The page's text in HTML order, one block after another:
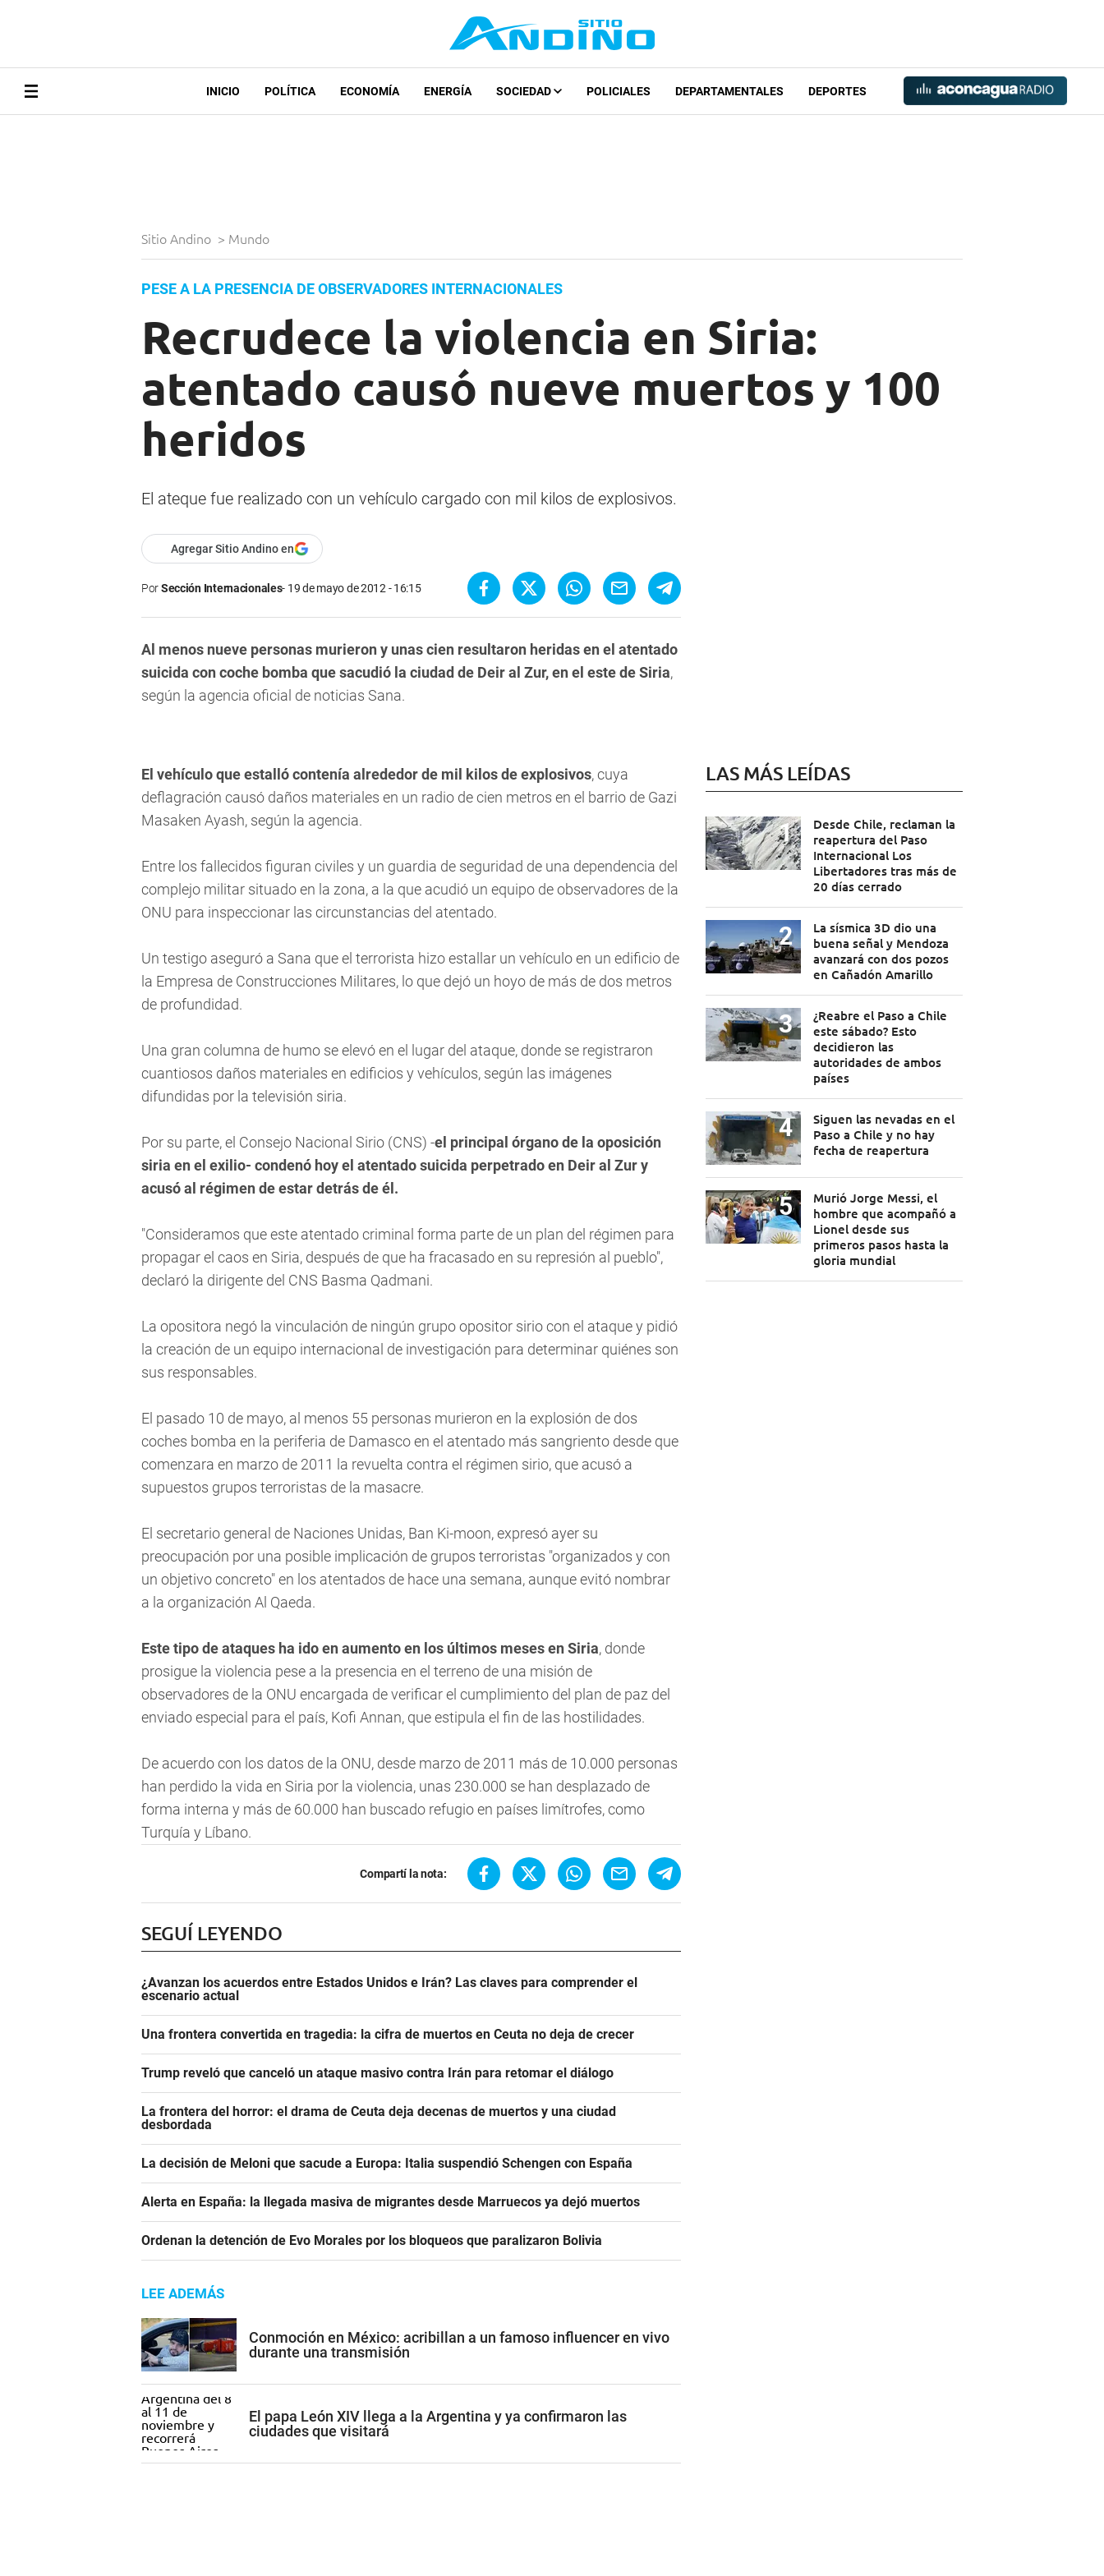
INICIO POLÍTICA ECONOMÍA ENERGÍA SOCIEDAD POLICIALES DEPARTAMENTALES DEPORTES
Sitio Andino > Mundo
PESE A LA PRESENCIA DE OBSERVADORES INTERNACIONALES
Recrudece la violencia en Siria:
atentado causó nueve muertos y 100
heridos
El ateque fue realizado con un vehículo cargado con mil kilos de explosivos.
Agregar Sitio Andino en
PorSección Internacionales 19 de mayo de 2012 - 16:15
Al menos nueve personas murieron y unas cien resultaron heridas en el atentado
suicida con coche bomba que sacudió la ciudad de Deir al Zur, en el este de Siria,
según la agencia oficial de noticias Sana.
El vehículo que estalló contenía alrededor de mil kilos de explosivos, cuya
deflagración causó daños materiales en un radio de cien metros en el barrio de Gazi
Masaken Ayash, según la agencia.
Entre los fallecidos figuran civiles y un guardia de seguridad de una dependencia del
complejo militar situado en la zona, a la que acudió un equipo de observadores de la
ONU para inspeccionar las circunstancias del atentado.
Un testigo aseguró a Sana que el terrorista hizo estallar un vehículo en un edificio de
la Empresa de Construcciones Militares, lo que dejó un hoyo de más de dos metros
de profundidad.
Una gran columna de humo se elevó en el lugar del ataque, donde se registraron
cuantiosos daños materiales en edificios y vehículos, según las imágenes
difundidas por la televisión siria.
Por su parte, el Consejo Nacional Sirio (CNS) -el principal órgano de la oposición
siria en el exilio- condenó hoy el atentado suicida perpetrado en Deir al Zur y
acusó al régimen de estar detrás de él.
"Consideramos que este atentado criminal forma parte de un plan del régimen para
propagar el caos en Siria, después de que ha fracasado en su represión al pueblo",
declaró la dirigente del CNS Basma Qadmani.
La opositora negó la vinculación de ningún grupo opositor sirio con el ataque y pidió
la creación de un equipo internacional de investigación para determinar quiénes son
sus responsables.
El pasado 10 de mayo, al menos 55 personas murieron en la explosión de dos
coches bomba en la periferia de Damasco en el atentado más sangriento desde que
comenzara en marzo de 2011 la revuelta contra el régimen sirio, que acusó a
supuestos grupos terroristas de la masacre.
El secretario general de Naciones Unidas, Ban Ki-moon, expresó ayer su
preocupación por una posible implicación de grupos terroristas "organizados y con
un objetivo concreto" en los atentados de hace una semana, aunque evitó nombrar
a la organización Al Qaeda.
Este tipo de ataques ha ido en aumento en los últimos meses en Siria, donde
prosigue la violencia pese a la presencia en el terreno de una misión de
observadores de la ONU encargada de verificar el cumplimiento del plan de paz del
enviado especial para el país, Kofi Annan, que estipula el fin de las hostilidades.
De acuerdo con los datos de la ONU, desde marzo de 2011 más de 10.000 personas
han perdido la vida en Siria por la violencia, unas 230.000 se han desplazado de
forma interna y más de 60.000 han buscado refugio en países limítrofes, como
Turquía y Líbano.
Compartí la nota:
SEGUÍ LEYENDO
¿Avanzan los acuerdos entre Estados Unidos e Irán? Las claves para comprender el
escenario actual
Una frontera convertida en tragedia: la cifra de muertos en Ceuta no deja de crecer
Trump reveló que canceló un ataque masivo contra Irán para retomar el diálogo
La frontera del horror: el drama de Ceuta deja decenas de muertos y una ciudad
desbordada
La decisión de Meloni que sacude a Europa: Italia suspendió Schengen con España
Alerta en España: la llegada masiva de migrantes desde Marruecos ya dejó muertos
Ordenan la detención de Evo Morales por los bloqueos que paralizaron Bolivia
LEE ADEMÁS
Conmoción en México: acribillan a un famoso influencer en vivo
durante una transmisión
El papa León XIV llega a la Argentina y ya confirmaron las
ciudades que visitará
LAS MÁS LEÍDAS
Desde Chile, reclaman la
reapertura del Paso
Internacional Los
Libertadores tras más de
20 días cerrado
La sísmica 3D dio una
buena señal y Mendoza
avanzará con dos pozos
en Cañadón Amarillo
¿Reabre el Paso a Chile
este sábado? Esto
decidieron las
autoridades de ambos
países
Siguen las nevadas en el
Paso a Chile y no hay
fecha de reapertura
Murió Jorge Messi, el
hombre que acompañó a
Lionel desde sus
primeros pasos hasta la
gloria mundial